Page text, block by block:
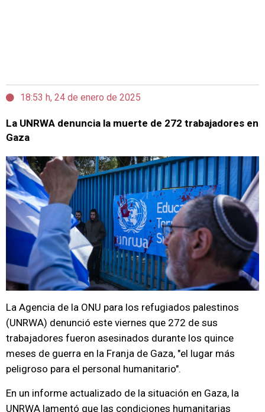
18:53 h, 24 de enero de 2025
La UNRWA denuncia la muerte de 272 trabajadores en
Gaza
La Agencia de la ONU para los refugiados palestinos
(UNRWA) denunció este viernes que 272 de sus
trabajadores fueron asesinados durante los quince
meses de guerra en la Franja de Gaza, "el lugar más
peligroso para el personal humanitario".
En un informe actualizado de la situación en Gaza, la
UNRWA lamentó que las condiciones humanitarias